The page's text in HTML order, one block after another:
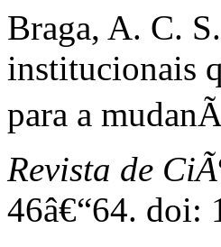
Braga, A. C.
institucionais
para a
Revista de
46â€“64. doi: